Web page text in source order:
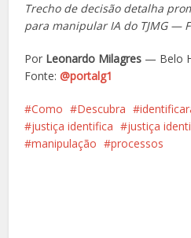
Trecho de decisão detalha
para manipular IA do TJMG —
Por Leonardo Milagres — Belo
Fonte:@portalg1
Como Descubra
justiça identifica
justiça
manipulação
processos